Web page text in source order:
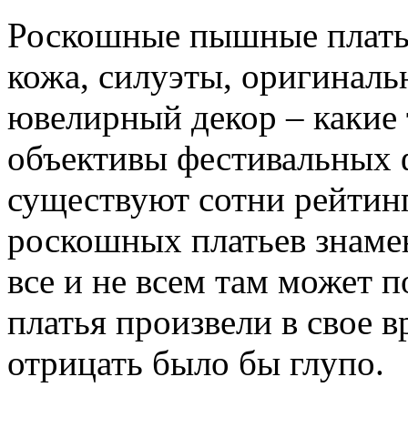
Роскошные пышные
кожа, силуэты,
ювелирный декор – какие
объективы
существуют сотни
роскошных платьев
все и не всем там может
платья произвели в свое
отрицать было бы глупо.